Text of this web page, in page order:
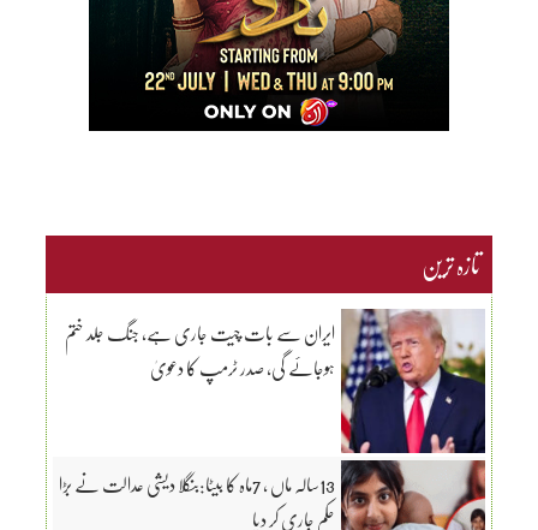
تازہ ترین
ایران سے بات چیت جاری ہے، جنگ جلد ختم
ہوجائے گی، صدر ٹرمپ کا دعویٰ
13سالہ ماں ، 7ماہ کا بیٹا:بنگلا دیشی عدالت نے بڑا
حکم جاری کر دیا